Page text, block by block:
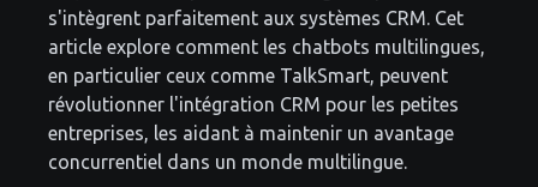
s'intègrent parfaitement aux systèmes CRM. Cet
article explore comment les chatbots multilingues,
en particulier ceux comme TalkSmart, peuvent
révolutionner l'intégration CRM pour les petites
entreprises, les aidant à maintenir un avantage
concurrentiel dans un monde multilingue.